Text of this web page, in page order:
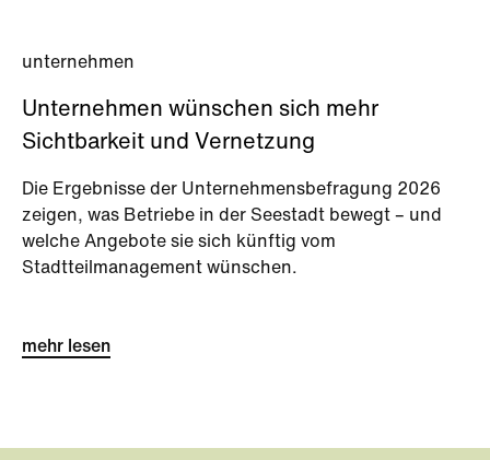
unternehmen
Unternehmen wünschen sich mehr
Sichtbarkeit und Vernetzung
Die Ergebnisse der Unternehmensbefragung 2026
zeigen, was Betriebe in der Seestadt bewegt – und
welche Angebote sie sich künftig vom
Stadtteilmanagement wünschen.
mehr lesen